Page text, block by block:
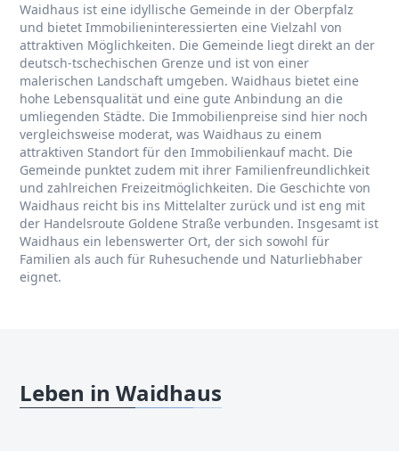
Waidhaus ist eine idyllische Gemeinde in der Oberpfalz
und bietet Immobilieninteressierten eine Vielzahl von
attraktiven Möglichkeiten. Die Gemeinde liegt direkt an der
deutsch-tschechischen Grenze und ist von einer
malerischen Landschaft umgeben. Waidhaus bietet eine
hohe Lebensqualität und eine gute Anbindung an die
umliegenden Städte. Die Immobilienpreise sind hier noch
vergleichsweise moderat, was Waidhaus zu einem
attraktiven Standort für den Immobilienkauf macht. Die
Gemeinde punktet zudem mit ihrer Familienfreundlichkeit
und zahlreichen Freizeitmöglichkeiten. Die Geschichte von
Waidhaus reicht bis ins Mittelalter zurück und ist eng mit
der Handelsroute Goldene Straße verbunden. Insgesamt ist
Waidhaus ein lebenswerter Ort, der sich sowohl für
Familien als auch für Ruhesuchende und Naturliebhaber
eignet.
Leben in Waidhaus